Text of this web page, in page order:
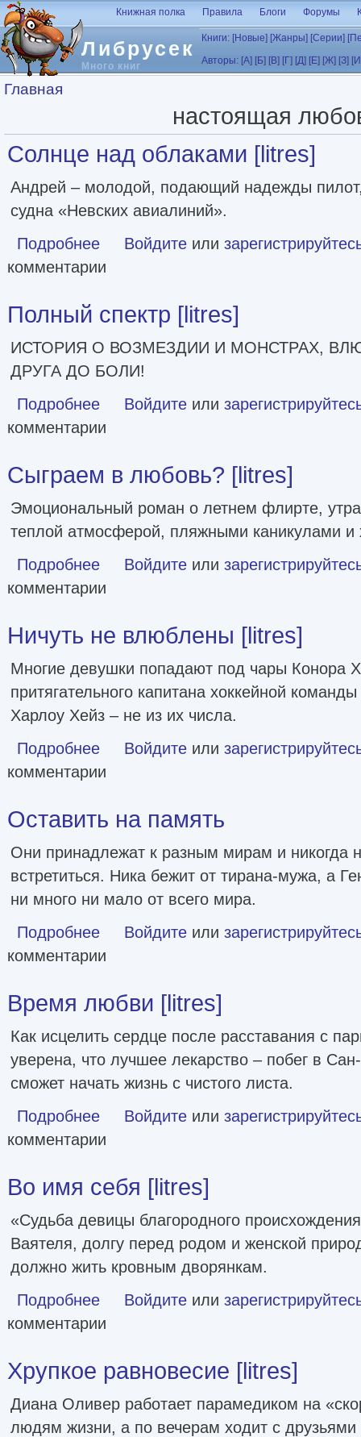
Перейти к основному содержанию
Либрусек
Много книг
Книжная полка Правила Блоги Форумы
Книги: [Новые] [Жанры] [Серии]
Авторы: [А] [Б] [В] [Г] [Д] [Е] [Ж] [З]
Вы здесь
Главная
настоящая
Солнце над облаками [litres]
Андрей – молодой, подающий надежды
судна «Невских авиалиний».
Подробнее о Солнце над облаками [litres]
Войдите или
комментарии
Полный спектр [litres]
ИСТОРИЯ О ВОЗМЕЗДИИ И МОНСТРАХ,
ДРУГА ДО БОЛИ!
Подробнее о Полный спектр [litres]
Войдите или
комментарии
Сыграем в любовь? [litres]
Эмоциональный роман о летнем флирте,
теплой атмосферой, пляжными каникулами
Подробнее о Сыграем в любовь? [litres]
Войдите или
комментарии
Ничуть не влюблены [litres]
Многие девушки попадают под чары Конора
притягательного капитана хоккейной
Харлоу Хейз – не из их числа.
Подробнее о Ничуть не влюблены [litres]
Войдите или
комментарии
Оставить на память
Они принадлежат к разным мирам и никогда
встретиться. Ника бежит от тирана-мужа, а
ни много ни мало от всего мира.
Подробнее о Оставить на память
Войдите или
комментарии
Время любви [litres]
Как исцелить сердце после расставания с
уверена, что лучшее лекарство – побег в
сможет начать жизнь с чистого листа.
Подробнее о Время любви [litres]
Войдите или
комментарии
Во имя себя [litres]
«Судьба девицы благородного
Ваятеля, долгу перед родом и женской
должно жить кровным дворянкам.
Подробнее о Во имя себя [litres]
Войдите или
комментарии
Хрупкое равновесие [litres]
Диана Оливер работает парамедиком на
людям жизни, а по вечерам ходит с друзьями